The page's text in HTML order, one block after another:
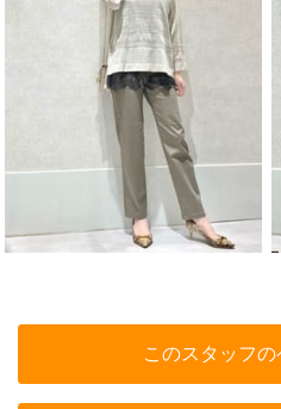
このスタッフ